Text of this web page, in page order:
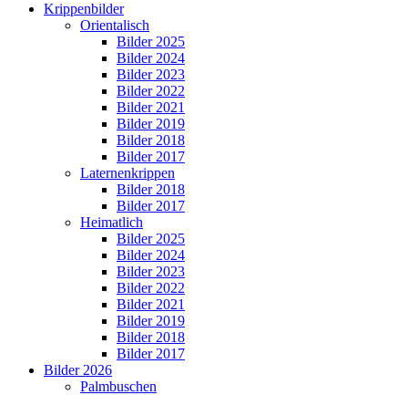
Krippenbilder
Orientalisch
Bilder 2025
Bilder 2024
Bilder 2023
Bilder 2022
Bilder 2021
Bilder 2019
Bilder 2018
Bilder 2017
Laternenkrippen
Bilder 2018
Bilder 2017
Heimatlich
Bilder 2025
Bilder 2024
Bilder 2023
Bilder 2022
Bilder 2021
Bilder 2019
Bilder 2018
Bilder 2017
Bilder 2026
Palmbuschen